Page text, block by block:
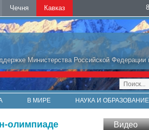
Чечня Кавказ
Министерства Российской Федерации
В МИРЕ НАУКА И ОБРАЗОВАНИЕ
олимпиаде
Видео